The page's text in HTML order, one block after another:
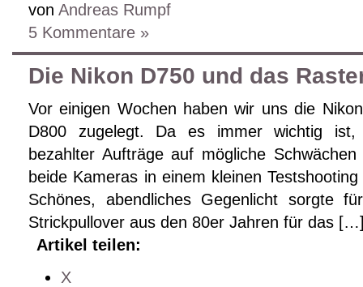
von Andreas Rumpf
5 Kommentare »
Die Nikon D750 und das
Vor einigen Wochen haben wir uns die
D800 zugelegt. Da es immer wichtig ist,
bezahlter Aufträge auf mögliche
beide Kameras in einem kleinen
Schönes, abendliches Gegenlicht sorgte
Strickpullover aus den 80er Jahren für das
Artikel teilen:
X